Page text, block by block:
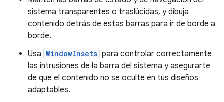
sistema transparentes o traslúcidas, y dibuja
contenido detrás de estas barras para ir de borde a
borde.
Usa WindowInsets para controlar correctamente
las intrusiones de la barra del sistema y asegurarte
de que el contenido no se oculte en tus diseños
adaptables.